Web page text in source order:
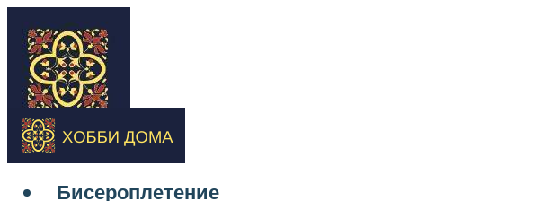
Бисероплетение